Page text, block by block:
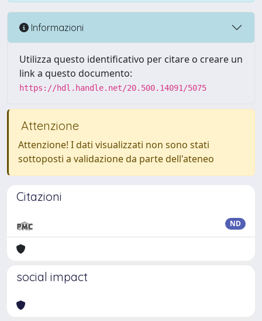
Informazioni
Utilizza questo identificativo per citare o creare un
link a questo documento:
https://hdl.handle.net/20.500.14091/5075
Attenzione
Attenzione! I dati visualizzati non sono stati
sottoposti a validazione da parte dell'ateneo
Citazioni
ND
social impact